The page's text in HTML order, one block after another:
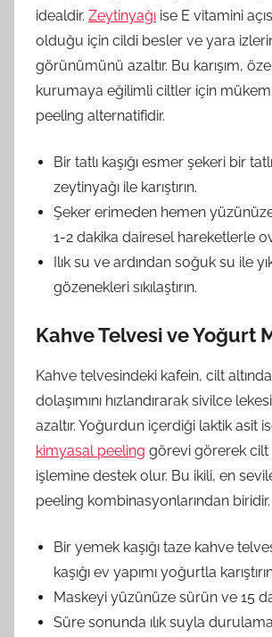
idealdir. Zeytinyağı ise E vitamini
olduğu için cildi besler ve yara
görünümünü azaltır. Bu karışım,
kurumaya eğilimli ciltler için
peeling alternatifidir.
Bir tatlı kaşığı esmer şekeri bir tatlı
zeytinyağı ile karıştırın.
Şeker erimeden hemen
1-2 dakika dairesel hareketlerle
Ilık su ve ardından soğuk su ile
gözenekleri sıkılaştırın.
Kahve Telvesi ve Yoğurt
Kahve telvesindeki kafein, cilt
dolaşımını hızlandırarak sivilce
azaltır. Yoğurdun içerdiği laktik asit
kimyasal peeling görevi görerek
işlemine destek olur. Bu ikili, en
peeling kombinasyonlarından biridir.
Bir yemek kaşığı taze kahve
kaşığı ev yapımı yoğurtla
Maskeyi yüzünüze sürün ve 15
Süre sonunda ılık suyla